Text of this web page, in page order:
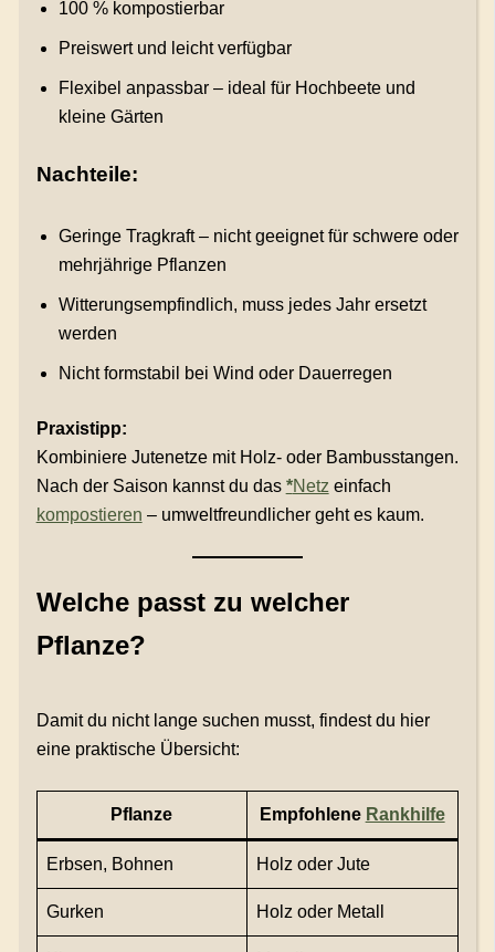
100 % kompostierbar
Preiswert und leicht verfügbar
Flexibel anpassbar – ideal für Hochbeete und
kleine Gärten
Nachteile:
Geringe Tragkraft – nicht geeignet für schwere oder
mehrjährige Pflanzen
Witterungsempfindlich, muss jedes Jahr ersetzt
werden
Nicht formstabil bei Wind oder Dauerregen
Praxistipp:
Kombiniere Jutenetze mit Holz- oder Bambusstangen.
Nach der Saison kannst du das *Netz einfach
kompostieren – umweltfreundlicher geht es kaum.
Welche passt zu welcher
Pflanze?
Damit du nicht lange suchen musst, findest du hier
eine praktische Übersicht:
Pflanze Empfohlene Rankhilfe
Erbsen, Bohnen Holz oder Jute
Gurken Holz oder Metall